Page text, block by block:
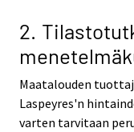
2.
Maatalouden
Laspeyres'n
varten tarvitaan